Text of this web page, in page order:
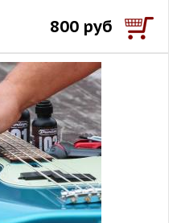
800 руб